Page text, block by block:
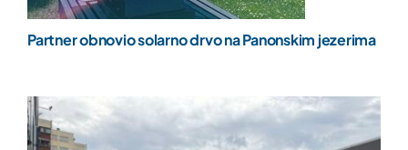
Partner obnovio solarno drvo na Panonskim jezerima